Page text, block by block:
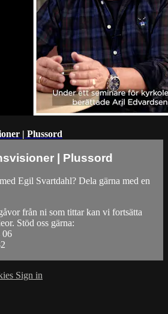
| Plussord
| Plussord
Egil Svartdahl? Dela gärna med en
från ni som tittar kan vi fortsätta
Stöd oss gärna:
06
Sign in